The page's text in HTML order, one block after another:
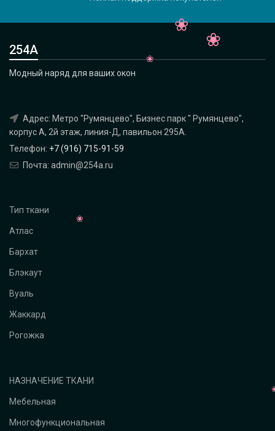
254А
Модный наряд для ваших окон
Адрес: Метро "Румянцево", Бизнес парк " Румянцево",
корпус А, 2й этаж, линия-Д, павильон 295A.
Телефон: +7 (916) 715-91-59
Почта: admin@254a.ru
Тип ткани
Атлас
Бархат
Блэкаут
Вуаль
Жаккард
Рогожка
НАЗНАЧЕНИЕ ТКАНИ
Мебельная
Многофункциональная